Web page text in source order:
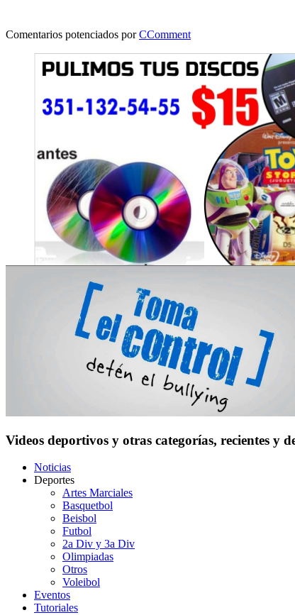
Comentarios potenciados porCComment
Videos deportivos y otras categorías, recientes y
Noticias
Deportes
Artes Marciales
Basquetbol
Beisbol
Futbol
2a Div y 3a Div
Olimpiadas
Otros
Voleibol
Eventos
Tutoriales